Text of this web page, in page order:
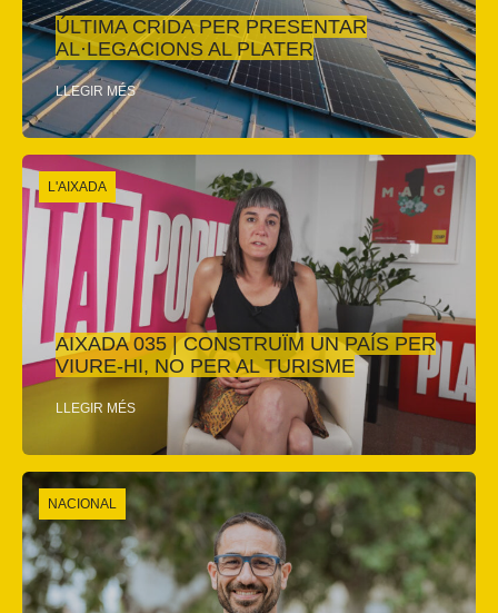
ÚLTIMA CRIDA PER PRESENTAR
AL·LEGACIONS AL PLATER
LLEGIR MÉS
AIXADA 035 | CONSTRUÏM UN PAÍS PER
VIURE-HI, NO PER AL TURISME
LLEGIR MÉS
L'AIXADA
NACIONAL